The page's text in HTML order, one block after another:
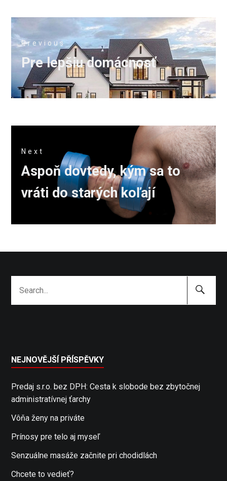
Navigace
pro
příspěvek
Previous
Previous
post:
Pre lepšiu domácnosť
Next
Next
post:
Aspoň dovtedy, kým sa to
vráti do starých koľají
Search
Search
Submit
NEJNOVĚJŠÍ PŘÍSPĚVKY
Predaj s.r.o. bez DPH: Cesta k slobode bez zbytočnej
administratívnej ťarchy
Vôňa ženy na priváte
Prínosy pre telo aj myseľ
Senzuálne masáže začnite pri chodidlách
Chcete to vedieť?